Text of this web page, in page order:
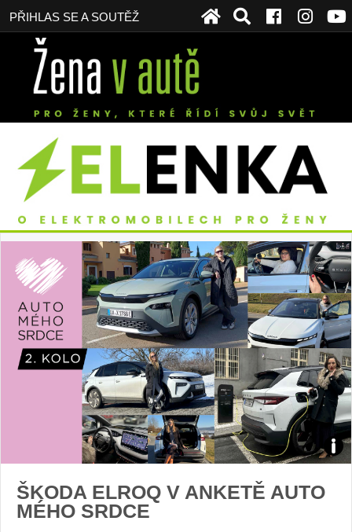
PŘIHLAS SE A SOUTĚŽ
ŠKODA ELROQ V ANKETĚ AUTO
MÉHO SRDCE